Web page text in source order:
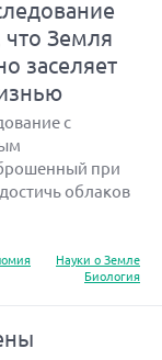
что Земля
заселяет
с
при
облаков
Науки о Земле
Биология